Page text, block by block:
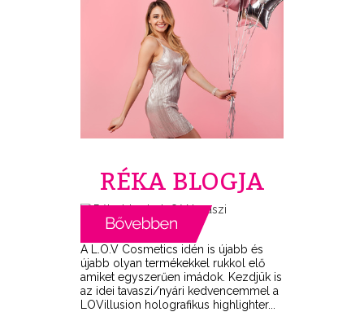
RÉKA BLOGJA
A L.O.V Cosmetics idén is újabb és
újabb olyan termékekkel rukkol elő
amiket egyszerűen imádok. Kezdjük is
az idei tavaszi/nyári kedvencemmel a
LOVillusion holografikus highlighter...